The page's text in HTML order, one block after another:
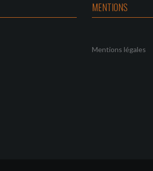
MENTIONS
Mentions légales